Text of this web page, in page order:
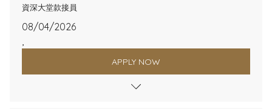
資深大堂款接員
08/04/2026
APPLY NOW